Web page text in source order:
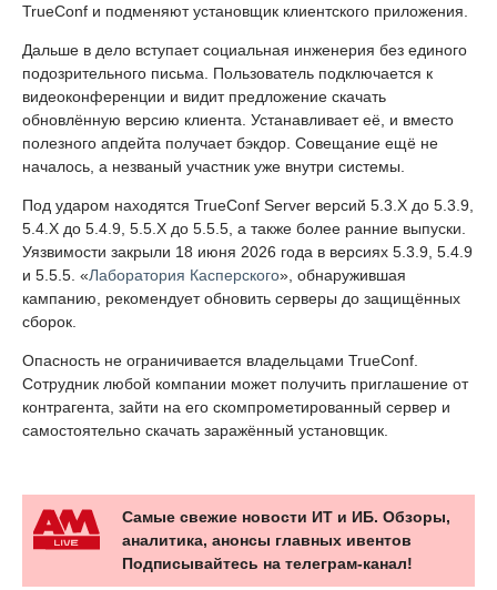
TrueConf и подменяют установщик клиентского приложения.
Дальше в дело вступает социальная инженерия без единого
подозрительного письма. Пользователь подключается к
видеоконференции и видит предложение скачать
обновлённую версию клиента. Устанавливает её, и вместо
полезного апдейта получает бэкдор. Совещание ещё не
началось, а незваный участник уже внутри системы.
Под ударом находятся TrueConf Server версий 5.3.X до 5.3.9,
5.4.X до 5.4.9, 5.5.X до 5.5.5, а также более ранние выпуски.
Уязвимости закрыли 18 июня 2026 года в версиях 5.3.9, 5.4.9
и 5.5.5. «Лаборатория Касперского», обнаружившая
кампанию, рекомендует обновить серверы до защищённых
сборок.
Опасность не ограничивается владельцами TrueConf.
Сотрудник любой компании может получить приглашение от
контрагента, зайти на его скомпрометированный сервер и
самостоятельно скачать заражённый установщик.
Самые свежие новости ИТ и ИБ. Обзоры,
аналитика, анонсы главных ивентов
Подписывайтесь на телеграм-канал!